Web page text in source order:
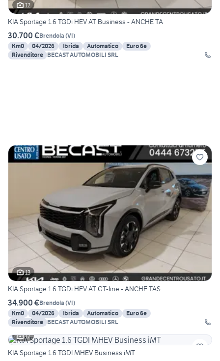
12
KIA Sportage 1.6 TGDi HEV AT Business - ANCHE TA
30.700 €Brendola (VI)
Km0
04/2026 Ibrida Automatico
Euro 6e
Rivenditore BECAST AUTOMOBILI SRL
13
KIA Sportage 1.6 TGDi HEV AT GT-line - ANCHE TAS
34.900 €Brendola (VI)
Km0
04/2026 Ibrida Automatico
Euro 6e
Rivenditore BECAST AUTOMOBILI SRL
17
KIA Sportage 1.6 TGDI MHEV Business iMT